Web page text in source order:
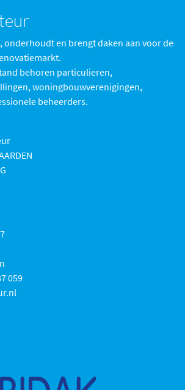
onderhoudt en brengt daken aan voor de
behoren particulieren,
woningbouwverenigingen,
beheerders.
059